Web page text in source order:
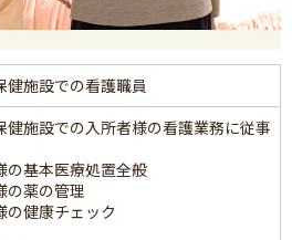
健施設での看護職員
健施設での入所者様の看護業務に従事
の基本医療処置全般
の薬の管理
の健康チェック